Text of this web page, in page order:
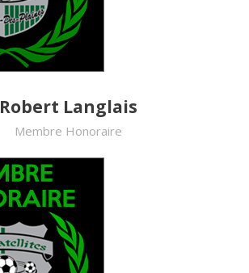
Robert Langlais
Membre Honoraire